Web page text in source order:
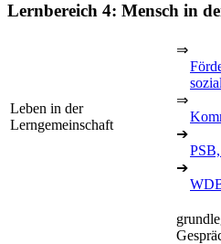
Lernbereich 4: Mensch in
Leben in der
Lerngemeinschaft
⇒
⇒
➔
➔